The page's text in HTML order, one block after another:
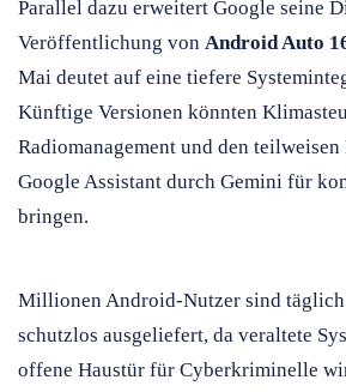
Parallel dazu erweitert Google seine
Veröffentlichung von Android Auto
Mai deutet auf eine tiefere
Künftige Versionen könnten
Radiomanagement und den teilweisen
Google Assistant durch Gemini für
bringen.
Millionen Android-Nutzer sind
schutzlos ausgeliefert, da veraltete
offene Haustür für Cyberkriminelle